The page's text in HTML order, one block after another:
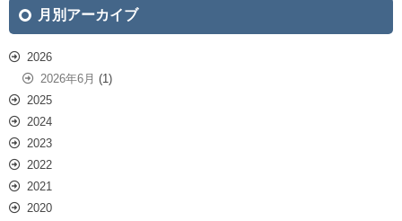
月別アーカイブ
2026
2026年6月 (1)
2025
2024
2023
2022
2021
2020